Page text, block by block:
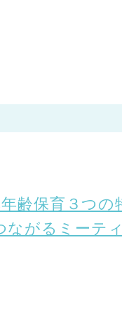
齢保育３つの
がるミーテ